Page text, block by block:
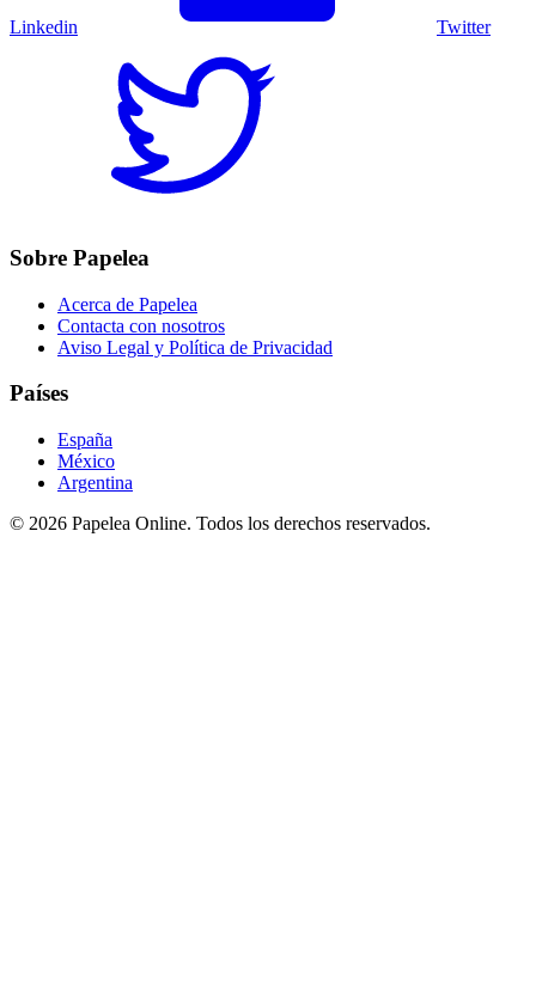
Linkedin Twitter
Sobre Papelea
Acerca de Papelea
Contacta con nosotros
Aviso Legal y Política de Privacidad
Países
España
México
Argentina
© 2026 Papelea Online. Todos los derechos reservados.